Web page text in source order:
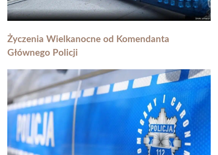
Życzenia Wielkanocne od Komendanta
Głównego Policji